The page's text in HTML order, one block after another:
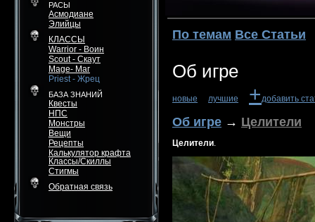
РАСЫ
Асмодиане
Элийцы
КЛАССЫ
Warrior - Воин
Scout - Скаут
Mage- Маг
Priest - Жрец
БАЗА ЗНАНИЙ
Квесты
НПС
Монстры
Вещи
Рецепты
Калькулятор крафта
Классы/Скиллы
Стигмы
Обратная связь
По темам Все Статьи
Об игре
новые лучшие +добавить
Об игре → Целители
Целители.